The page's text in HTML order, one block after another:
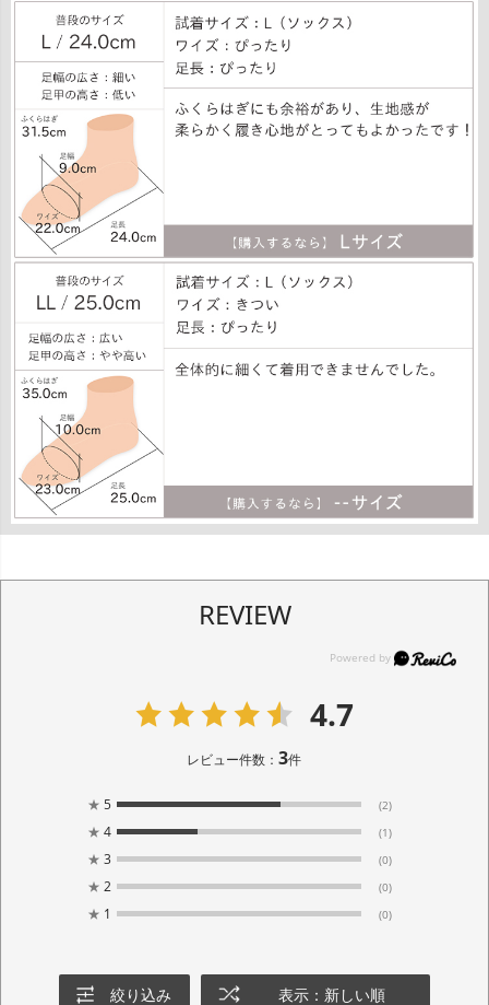
REVIEW
4.7
レビュー件数：3件
★ 5 (2)
★ 4 (1)
★ 3 (0)
★ 2 (0)
★ 1 (0)
絞り込み 表示：新しい順